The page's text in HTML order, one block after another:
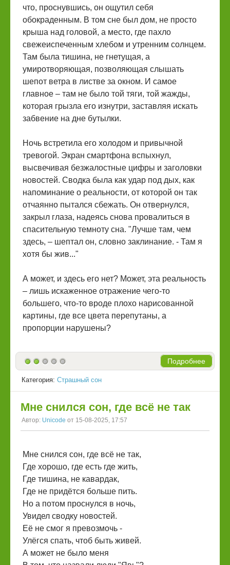
что, проснувшись, он ощутил себя
обокраденным. В том сне был дом, не просто
крыша над головой, а место, где пахло
свежеиспеченным хлебом и утренним солнцем.
Там была тишина, не гнетущая, а
умиротворяющая, позволяющая слышать
шепот ветра в листве за окном. И самое
главное – там не было той тяги, той жажды,
которая грызла его изнутри, заставляя искать
забвение на дне бутылки.
Ночь встретила его холодом и привычной
тревогой. Экран смартфона вспыхнул,
высвечивая безжалостные цифры и заголовки
новостей. Сводка была как удар под дых, как
напоминание о реальности, от которой он так
отчаянно пытался сбежать. Он отвернулся,
закрыл глаза, надеясь снова провалиться в
спасительную темноту сна. "Лучше там, чем
здесь, – шептал он, словно заклинание. - Там я
хотя бы жив..."
А может, и здесь его нет? Может, эта реальность
– лишь искаженное отражение чего-то
большего, что-то вроде плохо нарисованной
картины, где все цвета перепутаны, а
пропорции нарушены?
Подробнее
Категория: Страшный сон
Мне снился сон, где всё не так
Автор: Unicode от 15-08-2025, 17:57
Мне снился сон, где всё не так,
Где хорошо, где есть где жить,
Где тишина, не кавардак,
Где не придётся больше пить.
Но а потом проснулся в ночь,
Увидел сводку новостей.
Её не смог я превозмочь -
Улёгся спать, чтоб быть живей.
А может не было меня